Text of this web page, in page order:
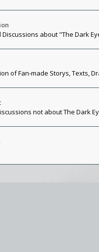
Discussions about "The Dark
of Fan-made Storys, Texts,
not about The Dark